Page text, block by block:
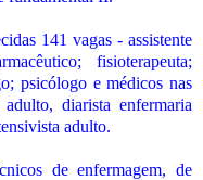
141 vagas - assistente
fisioterapeuta;
psicólogo e médicos nas
diarista enfermaria
adulto.
de enfermagem, de